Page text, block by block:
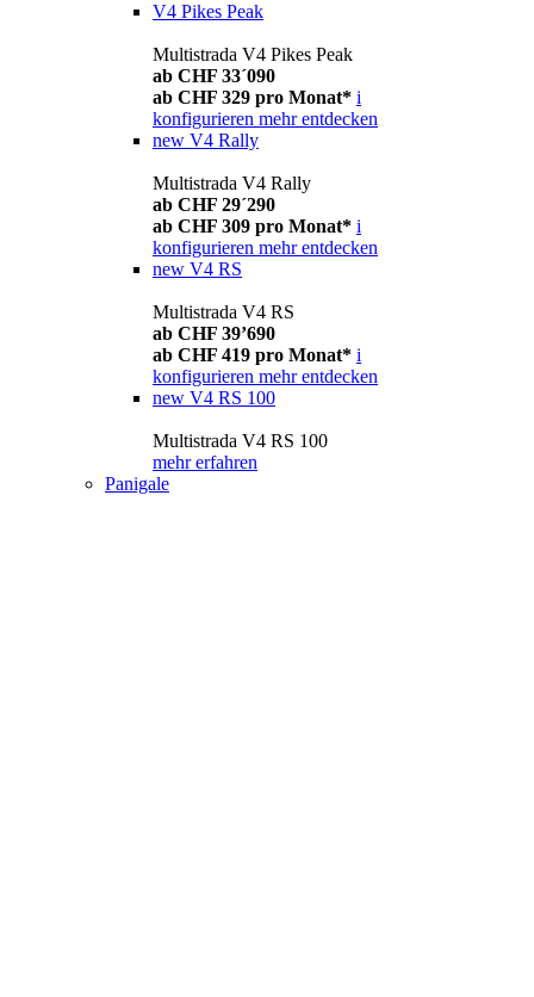
V4 Pikes Peak
Multistrada V4 Pikes Peak
ab CHF 33´090
ab CHF 329 pro Monat* i
konfigurieren mehr entdecken
new V4 Rally
Multistrada V4 Rally
ab CHF 29´290
ab CHF 309 pro Monat* i
konfigurieren mehr entdecken
new V4 RS
Multistrada V4 RS
ab CHF 39’690
ab CHF 419 pro Monat* i
konfigurieren mehr entdecken
new V4 RS 100
Multistrada V4 RS 100
mehr erfahren
Panigale